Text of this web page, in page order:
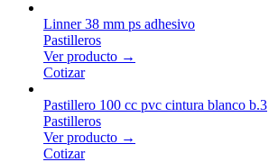
Linner 38 mm ps adhesivo
Pastilleros
Ver producto →
Cotizar
Pastillero 100 cc pvc cintura blanco b.3
Pastilleros
Ver producto →
Cotizar